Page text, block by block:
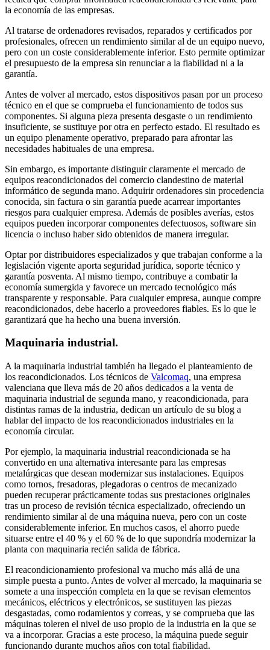
la economía de las empresas.
Al tratarse de ordenadores revisados, reparados y certificados por
profesionales, ofrecen un rendimiento similar al de un equipo nuevo,
pero con un coste considerablemente inferior. Esto permite optimizar
el presupuesto de la empresa sin renunciar a la fiabilidad ni a la
garantía.
Antes de volver al mercado, estos dispositivos pasan por un proceso
técnico en el que se comprueba el funcionamiento de todos sus
componentes. Si alguna pieza presenta desgaste o un rendimiento
insuficiente, se sustituye por otra en perfecto estado. El resultado es
un equipo plenamente operativo, preparado para afrontar las
necesidades habituales de una empresa.
Sin embargo, es importante distinguir claramente el mercado de
equipos reacondicionados del comercio clandestino de material
informático de segunda mano. Adquirir ordenadores sin procedencia
conocida, sin factura o sin garantía puede acarrear importantes
riesgos para cualquier empresa. Además de posibles averías, estos
equipos pueden incorporar componentes defectuosos, software sin
licencia o incluso haber sido obtenidos de manera irregular.
Optar por distribuidores especializados y que trabajan conforme a la
legislación vigente aporta seguridad jurídica, soporte técnico y
garantía posventa. Al mismo tiempo, contribuye a combatir la
economía sumergida y favorece un mercado tecnológico más
transparente y responsable. Para cualquier empresa, aunque compre
reacondicionados, debe hacerlo a proveedores fiables. Es lo que le
garantizará que ha hecho una buena inversión.
Maquinaria industrial.
A la maquinaria industrial también ha llegado el planteamiento de
los reacondicionados. Los técnicos de Valcomaq, una empresa
valenciana que lleva más de 20 años dedicados a la venta de
maquinaria industrial de segunda mano, y reacondicionada, para
distintas ramas de la industria, dedican un artículo de su blog a
hablar del impacto de los reacondicionados industriales en la
economía circular.
Por ejemplo, la maquinaria industrial reacondicionada se ha
convertido en una alternativa interesante para las empresas
metalúrgicas que desean modernizar sus instalaciones. Equipos
como tornos, fresadoras, plegadoras o centros de mecanizado
pueden recuperar prácticamente todas sus prestaciones originales
tras un proceso de revisión técnica especializado, ofreciendo un
rendimiento similar al de una máquina nueva, pero con un coste
considerablemente inferior. En muchos casos, el ahorro puede
situarse entre el 40 % y el 60 % de lo que supondría modernizar la
planta con maquinaria recién salida de fábrica.
El reacondicionamiento profesional va mucho más allá de una
simple puesta a punto. Antes de volver al mercado, la maquinaria se
somete a una inspección completa en la que se revisan elementos
mecánicos, eléctricos y electrónicos, se sustituyen las piezas
desgastadas, como rodamientos y correas, y se comprueba que las
máquinas toleren el nivel de uso propio de la industria en la que se
va a incorporar. Gracias a este proceso, la máquina puede seguir
funcionando durante muchos años con total fiabilidad.